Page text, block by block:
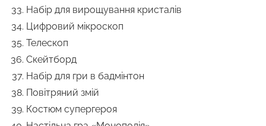
Набір для вирощування кристалів
Цифровий мікроскоп
Телескоп
Скейтборд
Набір для гри в бадмінтон
Повітряний змій
Костюм супергероя